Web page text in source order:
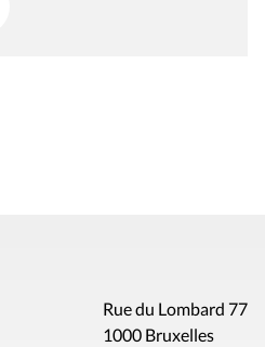
Rue du Lombard 77
1000 Bruxelles